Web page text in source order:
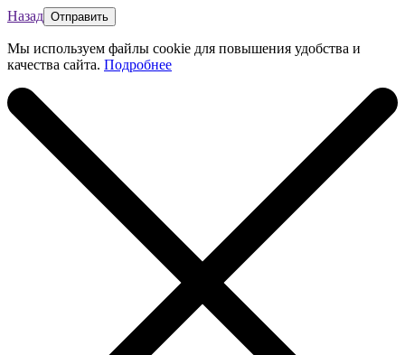
Назад
Мы используем файлы cookie для повышения удобства и
качества сайта. Подробнее